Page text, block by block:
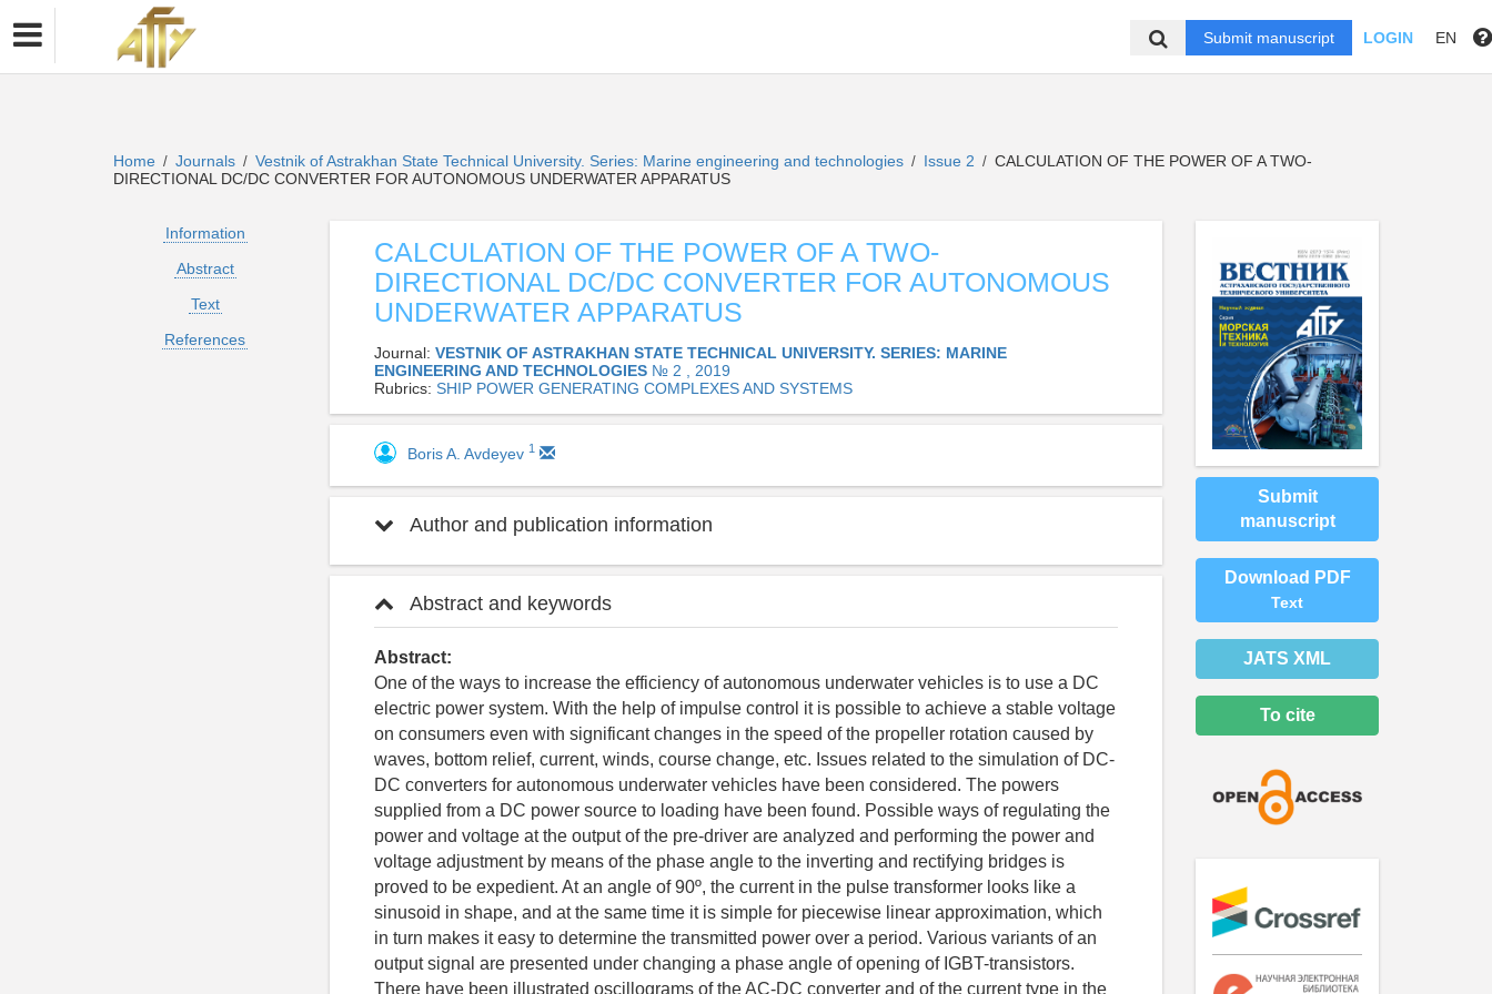
Submit manuscript LOGIN EN
Home / Journals / Vestnik of Astrakhan State Technical University. Series: Marine engineering and technologies / Issue 2 / CALCULATION OF THE POWER OF A TWO-
DIRECTIONAL DC/DC CONVERTER FOR AUTONOMOUS UNDERWATER APPARATUS
Information
Abstract
Text
References
CALCULATION OF THE POWER OF A TWO-
DIRECTIONAL DC/DC CONVERTER FOR AUTONOMOUS
UNDERWATER APPARATUS
Journal: VESTNIK OF ASTRAKHAN STATE TECHNICAL UNIVERSITY. SERIES: MARINE
ENGINEERING AND TECHNOLOGIES № 2 , 2019
Rubrics: SHIP POWER GENERATING COMPLEXES AND SYSTEMS
Boris A. Avdeyev 1
Author and publication information
Abstract and keywords
Abstract:
One of the ways to increase the efficiency of autonomous underwater vehicles is to use a DC
electric power system. With the help of impulse control it is possible to achieve a stable voltage
on consumers even with significant changes in the speed of the propeller rotation caused by
waves, bottom relief, current, winds, course change, etc. Issues related to the simulation of DC-
DC converters for autonomous underwater vehicles have been considered. The powers
supplied from a DC power source to loading have been found. Possible ways of regulating the
power and voltage at the output of the pre-driver are analyzed and performing the power and
voltage adjustment by means of the phase angle to the inverting and rectifying bridges is
proved to be expedient. At an angle of 90º, the current in the pulse transformer looks like a
sinusoid in shape, and at the same time it is simple for piecewise linear approximation, which
in turn makes it easy to determine the transmitted power over a period. Various variants of an
output signal are presented under changing a phase angle of opening of IGBT-transistors.
There have been illustrated oscillograms of the AC-DC converter and of the current type in the
Submit
manuscript
Download PDF
Text
JATS XML
To cite